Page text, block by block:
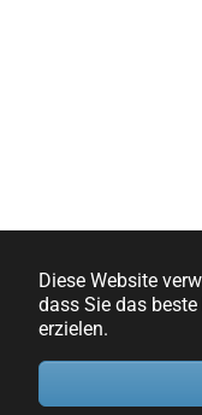
Diese Website
dass Sie das
erzielen.